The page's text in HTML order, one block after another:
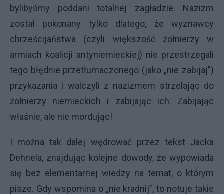
bylibyśmy poddani totalnej zagładzie. Nazizm
został pokonany tylko dlatego, że wyznawcy
chrześcijaństwa (czyli większość żołnierzy w
armiach koalicji antyniemieckiej) nie przestrzegali
tego błędnie przetłumaczonego (jako „nie zabijaj”)
przykazania i walczyli z nazizmem strzelając do
żołnierzy niemieckich i zabijając ich. Zabijając
właśnie, ale nie mordując!
I można tak dalej wędrować przez tekst Jacka
Dehnela, znajdując kolejne dowody, że wypowiada
się bez elementarnej wiedzy na temat, o którym
pisze. Gdy wspomina o „nie kradnij”, to notuje takie